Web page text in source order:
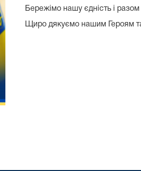
Бережімо нашу єдність і
Щиро дякуємо нашим Героям та